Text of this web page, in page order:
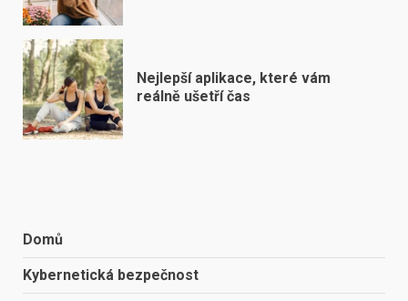
Nejlepší aplikace, které vám
reálně ušetří čas
Domů
Kybernetická bezpečnost